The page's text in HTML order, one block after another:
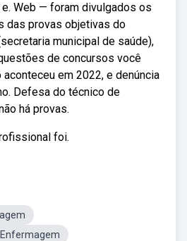
Web — foram divulgados os
das provas objetivas do
municipal de saúde),
de concursos você
em 2022, e denúncia
Defesa do técnico de
há provas.
foi.
Enfermagem